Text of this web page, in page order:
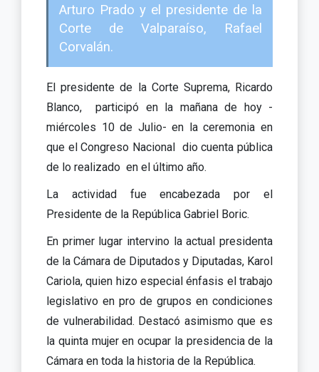
Arturo Prado y el presidente de la
Corte de Valparaíso, Rafael
Corvalán.
El presidente de la Corte Suprema, Ricardo
Blanco, participó en la mañana de hoy -
miércoles 10 de Julio- en la ceremonia en
que el Congreso Nacional dio cuenta pública
de lo realizado en el último año.
La actividad fue encabezada por el
Presidente de la República Gabriel Boric.
En primer lugar intervino la actual presidenta
de la Cámara de Diputados y Diputadas, Karol
Cariola, quien hizo especial énfasis el trabajo
legislativo en pro de grupos en condiciones
de vulnerabilidad. Destacó asimismo que es
la quinta mujer en ocupar la presidencia de la
Cámara en toda la historia de la República.